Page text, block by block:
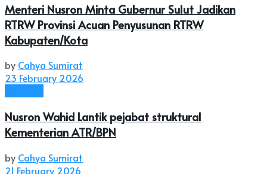
Menteri Nusron Minta Gubernur Sulut Jadikan
RTRW Provinsi Acuan Penyusunan RTRW
Kabupaten/Kota
by Cahya Sumirat
23 February 2026
Nusron Wahid Lantik pejabat struktural
Kementerian ATR/BPN
by Cahya Sumirat
21 February 2026